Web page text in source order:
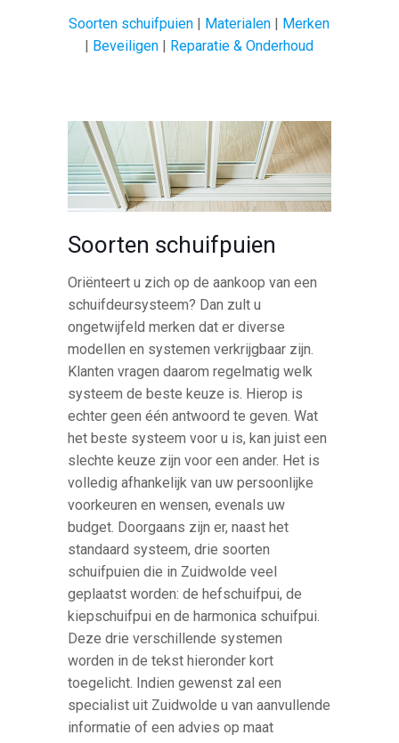
Soorten schuifpuien | Materialen | Merken
| Beveiligen | Reparatie & Onderhoud
Soorten schuifpuien
Oriënteert u zich op de aankoop van een
schuifdeursysteem? Dan zult u
ongetwijfeld merken dat er diverse
modellen en systemen verkrijgbaar zijn.
Klanten vragen daarom regelmatig welk
systeem de beste keuze is. Hierop is
echter geen één antwoord te geven. Wat
het beste systeem voor u is, kan juist een
slechte keuze zijn voor een ander. Het is
volledig afhankelijk van uw persoonlijke
voorkeuren en wensen, evenals uw
budget. Doorgaans zijn er, naast het
standaard systeem, drie soorten
schuifpuien die in Zuidwolde veel
geplaatst worden: de hefschuifpui, de
kiepschuifpui en de harmonica schuifpui.
Deze drie verschillende systemen
worden in de tekst hieronder kort
toegelicht. Indien gewenst zal een
specialist uit Zuidwolde u van aanvullende
informatie of een advies op maat